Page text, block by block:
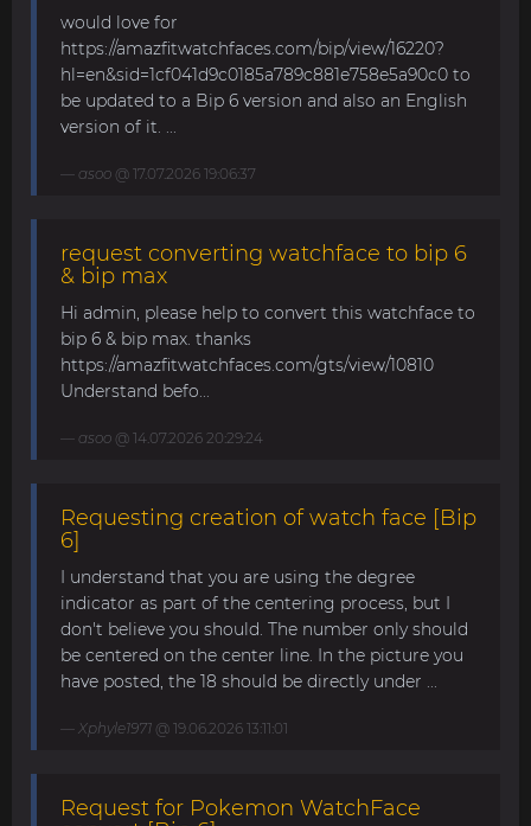
would love for
https://amazfitwatchfaces.com/bip/view/16220?
hl=en&sid=1cf041d9c0185a789c881e758e5a90c0 to
be updated to a Bip 6 version and also an English
version of it. ...
asoo @ 17.07.2026 19:06:37
request converting watchface to bip 6
& bip max
Hi admin, please help to convert this watchface to
bip 6 & bip max. thanks
https://amazfitwatchfaces.com/gts/view/10810
Understand befo...
asoo @ 14.07.2026 20:29:24
Requesting creation of watch face [Bip
6]
I understand that you are using the degree
indicator as part of the centering process, but I
don't believe you should. The number only should
be centered on the center line. In the picture you
have posted, the 18 should be directly under ...
Xphyle1971 @ 19.06.2026 13:11:01
Request for Pokemon WatchFace